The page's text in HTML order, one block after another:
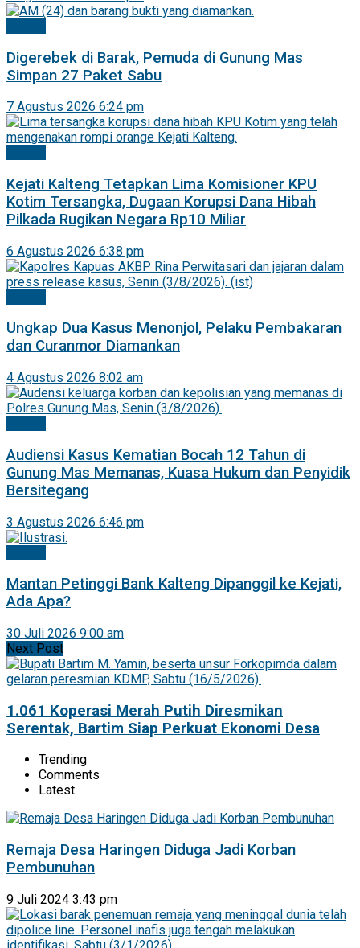
Digerebek di Barak, Pemuda di Gunung Mas
Simpan 27 Paket Sabu
7 Agustus 2026 6:24 pm
Kejati Kalteng Tetapkan Lima Komisioner KPU
Kotim Tersangka, Dugaan Korupsi Dana Hibah
Pilkada Rugikan Negara Rp10 Miliar
6 Agustus 2026 6:38 pm
Ungkap Dua Kasus Menonjol, Pelaku Pembakaran
dan Curanmor Diamankan
4 Agustus 2026 8:02 am
Audiensi Kasus Kematian Bocah 12 Tahun di
Gunung Mas Memanas, Kuasa Hukum dan Penyidik
Bersitegang
3 Agustus 2026 6:46 pm
Mantan Petinggi Bank Kalteng Dipanggil ke Kejati,
Ada Apa?
30 Juli 2026 9:00 am
Next Post
1.061 Koperasi Merah Putih Diresmikan
Serentak, Bartim Siap Perkuat Ekonomi Desa
Trending
Comments
Latest
Remaja Desa Haringen Diduga Jadi Korban
Pembunuhan
9 Juli 2024 3:43 pm